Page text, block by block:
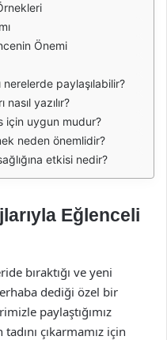
Önemi
nerelerde paylaşılabilir?
yazılır?
için uygun mudur?
neden önemlidir?
etkisi nedir?
Eğlenceli
bıraktığı ve yeni
dediği özel bir
paylaştığımız
çıkarmamız için